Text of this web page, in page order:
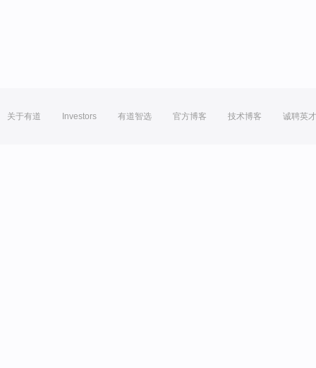
关于有道 Investors 有道智选 官方博客 技术博客 诚聘英才